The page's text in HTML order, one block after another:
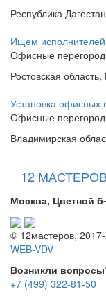
Республика
Ищем исполнителей
Офисные
Ростовская
Установка офисных
Офисные
Владимирская
12 МАСТЕРОВ
Москва, Цветной
© 12мастеров,
WEB-VDV
Возникли
+7 (499) 322-81-50